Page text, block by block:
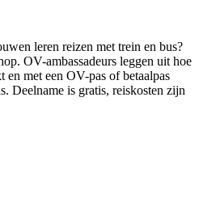
leren reizen met trein en bus?
OV-ambassadeurs leggen uit hoe
en met een OV-pas of betaalpas
Deelname is gratis, reiskosten zijn